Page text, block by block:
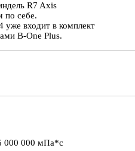
R7 Axis
по себе.
уже входит в комплект
B-One Plus.
000 000 мПа*с